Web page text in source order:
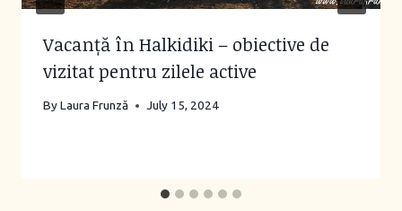
Vacanță în Halkidiki – obiective de
vizitat pentru zilele active
ByLaura Frunză July 15, 2024